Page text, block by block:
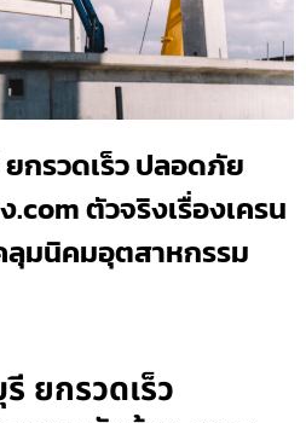
กรวดเร็ว ปลอดภัย
.com ตัวจริงเรื่องเครน
ลุมนิคมอุตสาหกรรม
ยกรวดเร็ว